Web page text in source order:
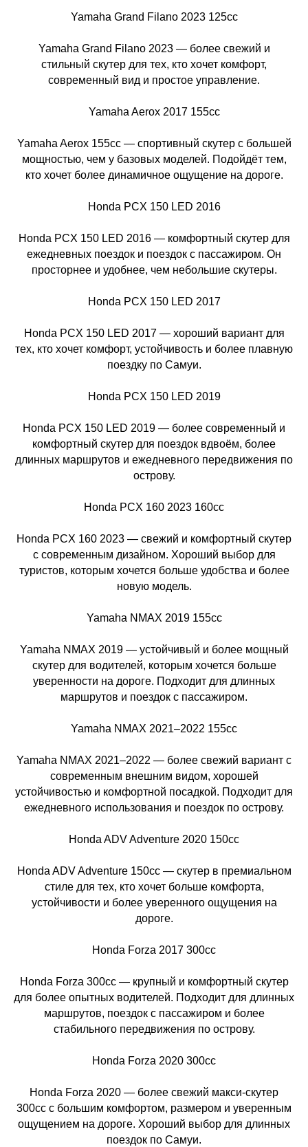
Yamaha Grand Filano 2023 125cc
Yamaha Grand Filano 2023 — более свежий и
стильный скутер для тех, кто хочет комфорт,
современный вид и простое управление.
Yamaha Aerox 2017 155cc
Yamaha Aerox 155cc — спортивный скутер с большей
мощностью, чем у базовых моделей. Подойдёт тем,
кто хочет более динамичное ощущение на дороге.
Honda PCX 150 LED 2016
Honda PCX 150 LED 2016 — комфортный скутер для
ежедневных поездок и поездок с пассажиром. Он
просторнее и удобнее, чем небольшие скутеры.
Honda PCX 150 LED 2017
Honda PCX 150 LED 2017 — хороший вариант для
тех, кто хочет комфорт, устойчивость и более плавную
поездку по Самуи.
Honda PCX 150 LED 2019
Honda PCX 150 LED 2019 — более современный и
комфортный скутер для поездок вдвоём, более
длинных маршрутов и ежедневного передвижения по
острову.
Honda PCX 160 2023 160cc
Honda PCX 160 2023 — свежий и комфортный скутер
с современным дизайном. Хороший выбор для
туристов, которым хочется больше удобства и более
новую модель.
Yamaha NMAX 2019 155cc
Yamaha NMAX 2019 — устойчивый и более мощный
скутер для водителей, которым хочется больше
уверенности на дороге. Подходит для длинных
маршрутов и поездок с пассажиром.
Yamaha NMAX 2021–2022 155cc
Yamaha NMAX 2021–2022 — более свежий вариант с
современным внешним видом, хорошей
устойчивостью и комфортной посадкой. Подходит для
ежедневного использования и поездок по острову.
Honda ADV Adventure 2020 150cc
Honda ADV Adventure 150cc — скутер в премиальном
стиле для тех, кто хочет больше комфорта,
устойчивости и более уверенного ощущения на
дороге.
Honda Forza 2017 300cc
Honda Forza 300cc — крупный и комфортный скутер
для более опытных водителей. Подходит для длинных
маршрутов, поездок с пассажиром и более
стабильного передвижения по острову.
Honda Forza 2020 300cc
Honda Forza 2020 — более свежий макси-скутер
300cc с большим комфортом, размером и уверенным
ощущением на дороге. Хороший выбор для длинных
поездок по Самуи.